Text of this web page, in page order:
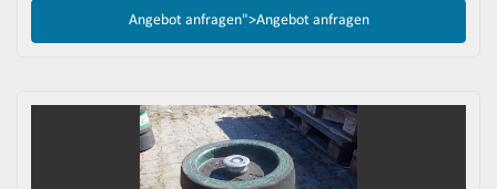
Angebot anfragen">Angebot anfragen